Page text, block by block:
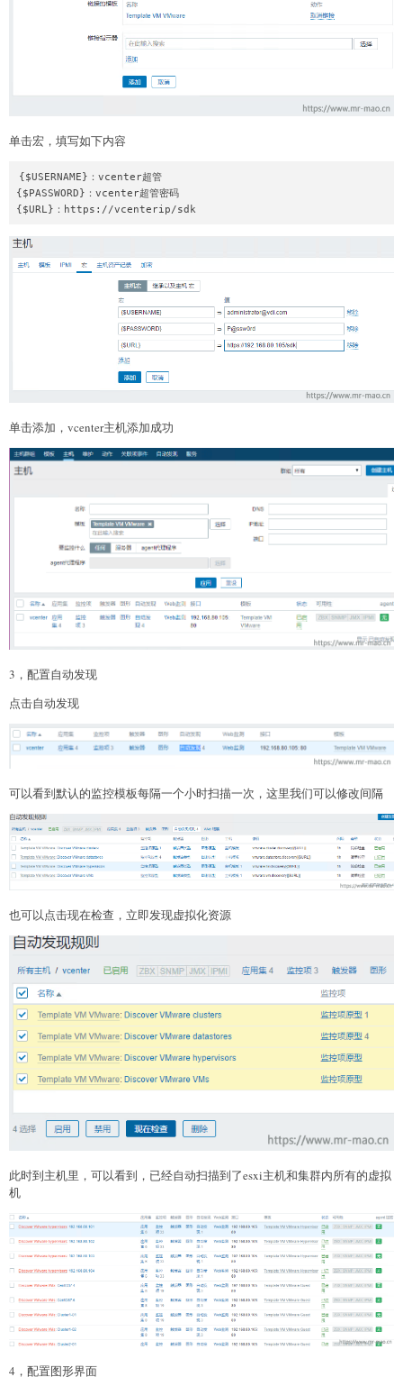
单击宏，填写如下内容
{$USERNAME}：vcenter超管
{$PASSWORD}：vcenter超管密码
{$URL}：https://vcenterip/sdk
单击添加，vcenter主机添加成功
3，配置自动发现
点击自动发现
可以看到默认的监控模板每隔一个小时扫描一次，这里我们可以修改间隔
也可以点击现在检查，立即发现虚拟化资源
此时到主机里，可以看到，已经自动扫描到了esxi主机和集群内所有的虚拟
机
4，配置图形界面